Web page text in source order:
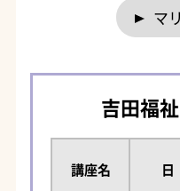
マ
吉田福
講座名 日